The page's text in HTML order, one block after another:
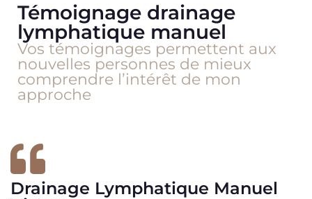
Témoignage drainage
lymphatique manuel
Vos témoignages permettent aux
nouvelles personnes de mieux
comprendre l’intérêt de mon
approche
Drainage Lymphatique Manuel